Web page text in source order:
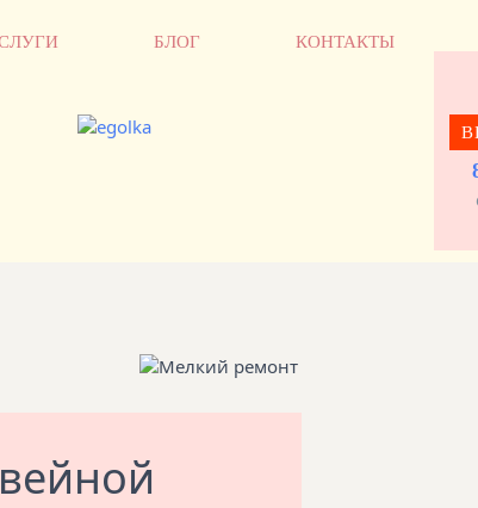
БЛОГ КОНТАКТЫ